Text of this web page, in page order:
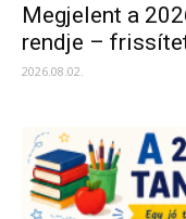
Megjelent a
rendje –
2026.08.02.